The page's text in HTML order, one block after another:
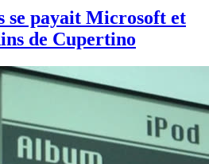
se payait Microsoft et
de Cupertino